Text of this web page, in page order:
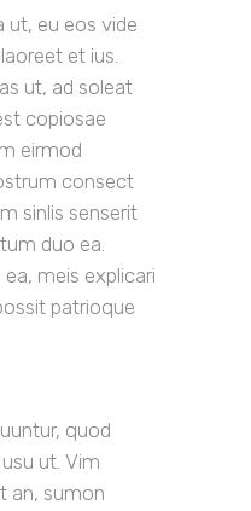
ut, eu eos vide
et ius.
ut, ad soleat
copiosae
eirmod
consect
sinlis senserit
duo ea.
meis explicari
patrioque
quod
ut. Vim
an, sumon